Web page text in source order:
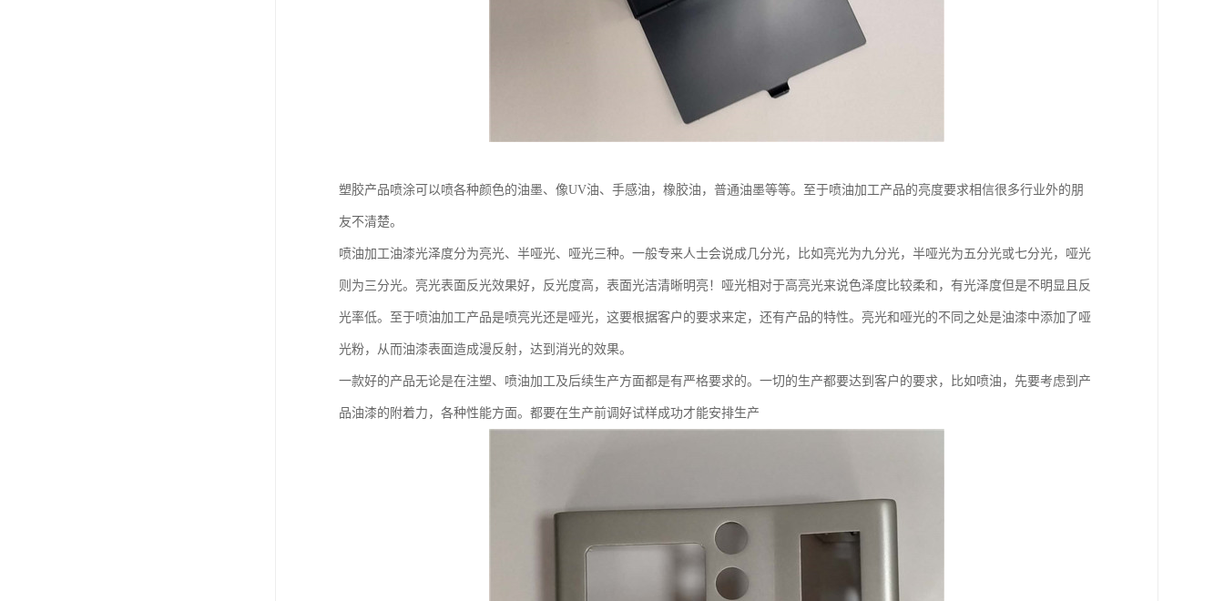
塑胶产品喷涂可以喷各种颜色的油墨、像UV油、手感油，橡胶油，普通油墨等等。至于喷油加工产品的亮度要求相信很多行业外的朋
友不清楚。
喷油加工油漆光泽度分为亮光、半哑光、哑光三种。一般专来人士会说成几分光，比如亮光为九分光，半哑光为五分光或七分光，哑光
则为三分光。亮光表面反光效果好，反光度高，表面光洁清晰明亮！哑光相对于高亮光来说色泽度比较柔和，有光泽度但是不明显且反
光率低。至于喷油加工产品是喷亮光还是哑光，这要根据客户的要求来定，还有产品的特性。亮光和哑光的不同之处是油漆中添加了哑
光粉，从而油漆表面造成漫反射，达到消光的效果。
一款好的产品无论是在注塑、喷油加工及后续生产方面都是有严格要求的。一切的生产都要达到客户的要求，比如喷油，先要考虑到产
品油漆的附着力，各种性能方面。都要在生产前调好试样成功才能安排生产